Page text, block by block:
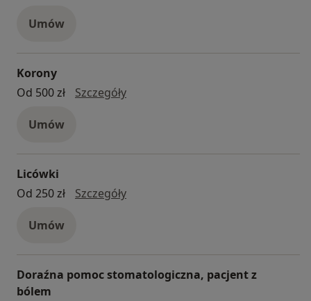
Umów
Korony
Od 500 zł
Szczegółykorony
Umów
Licówki
Od 250 zł
Szczegółylicówki
Umów
Doraźna pomoc stomatologiczna, pacjent z
bólem